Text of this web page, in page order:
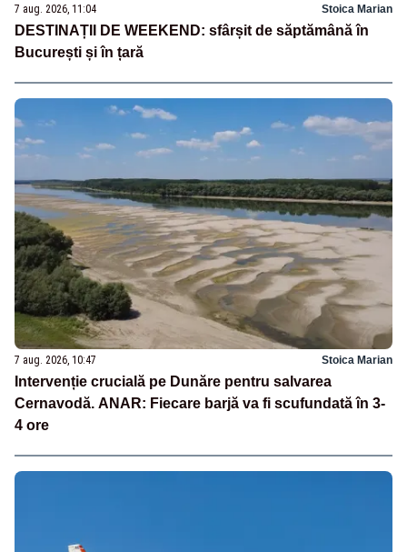
7 aug. 2026, 11:04 Stoica Marian
DESTINAȚII DE WEEKEND: sfârșit de săptămână în
București și în țară
7 aug. 2026, 10:47 Stoica Marian
Intervenție crucială pe Dunăre pentru salvarea
Cernavodă. ANAR: Fiecare barjă va fi scufundată în 3-
4 ore